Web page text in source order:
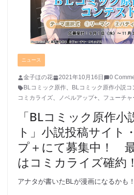
ニュース
金子ほの花 2021年10月16日
0
BLコミック原作、 BLコミック原作小説コ
コミカライズ、 ノベルアップ+、 フューチ
「BLコミック原作小
ト」小説投稿サイト
プ＋にて募集中！
はコミカライズ確約！
アナタが書いたBLが漫画になるかも